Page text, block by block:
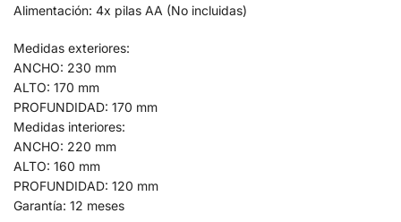
Alimentación: 4x pilas AA (No incluidas)
Medidas exteriores:
ANCHO: 230 mm
ALTO: 170 mm
PROFUNDIDAD: 170 mm
Medidas interiores:
ANCHO: 220 mm
ALTO: 160 mm
PROFUNDIDAD: 120 mm
Garantía: 12 meses